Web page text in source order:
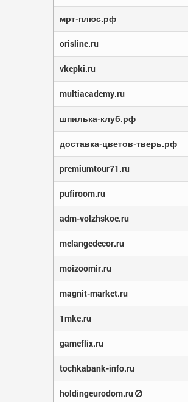
мрт-плюс.рф
orisline.ru
vkepki.ru
multiacademy.ru
шпилька-клуб.рф
доставка-цветов-тверь.рф
premiumtour71.ru
pufiroom.ru
adm-volzhskoe.ru
melangedecor.ru
moizoomir.ru
magnit-market.ru
1mke.ru
gameflix.ru
tochkabank-info.ru
holdingeurodom.ru